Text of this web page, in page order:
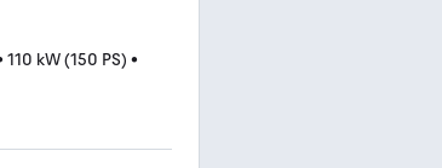
110 kW (150 PS) •